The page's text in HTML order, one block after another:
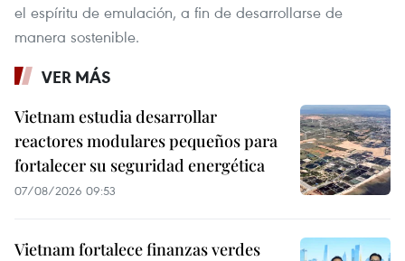
el espíritu de emulación, a fin de desarrollarse de
manera sostenible.
VER MÁS
Vietnam estudia desarrollar
reactores modulares pequeños para
fortalecer su seguridad energética
07/08/2026 09:53
Vietnam fortalece finanzas verdes